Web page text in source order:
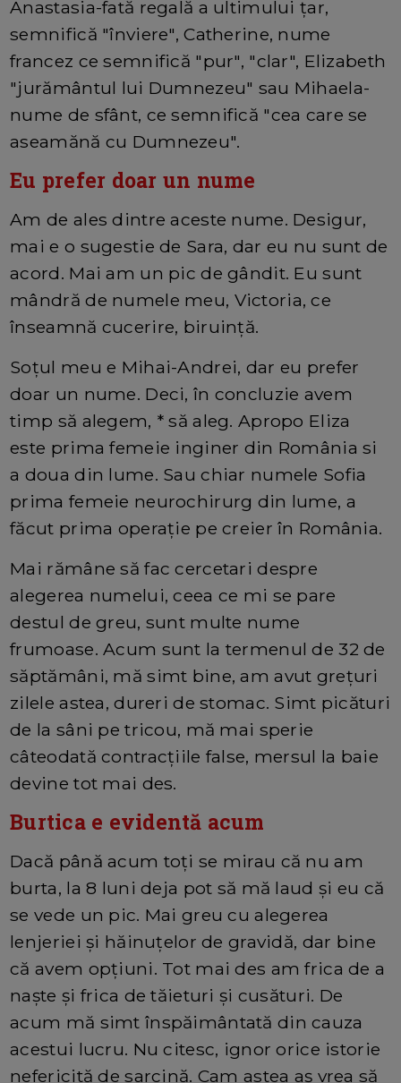
Anastasia-fată regală a ultimului țar,
semnifică "înviere", Catherine, nume
francez ce semnifică "pur", "clar", Elizabeth
"jurământul lui Dumnezeu" sau Mihaela-
nume de sfânt, ce semnifică "cea care se
aseamănă cu Dumnezeu".
Eu prefer doar un nume
Am de ales dintre aceste nume. Desigur,
mai e o sugestie de Sara, dar eu nu sunt de
acord. Mai am un pic de gândit. Eu sunt
mândră de numele meu, Victoria, ce
înseamnă cucerire, biruință.
Soțul meu e Mihai-Andrei, dar eu prefer
doar un nume. Deci, în concluzie avem
timp să alegem, * să aleg. Apropo Eliza
este prima femeie inginer din România si
a doua din lume. Sau chiar numele Sofia
prima femeie neurochirurg din lume, a
făcut prima operație pe creier în România.
Mai rămâne să fac cercetari despre
alegerea numelui, ceea ce mi se pare
destul de greu, sunt multe nume
frumoase. Acum sunt la termenul de 32 de
săptămâni, mă simt bine, am avut grețuri
zilele astea, dureri de stomac. Simt picături
de la sâni pe tricou, mă mai sperie
câteodată contracțiile false, mersul la baie
devine tot mai des.
Burtica e evidentă acum
Dacă până acum toți se mirau că nu am
burta, la 8 luni deja pot să mă laud și eu că
se vede un pic. Mai greu cu alegerea
lenjeriei și hăinuțelor de gravidă, dar bine
că avem opțiuni. Tot mai des am frica de a
naște și frica de tăieturi și cusături. De
acum mă simt înspăimântată din cauza
acestui lucru. Nu citesc, ignor orice istorie
nefericită de sarcină. Cam astea aș vrea să